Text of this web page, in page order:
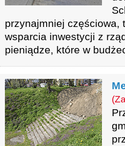
przynajmniej częściowa,
wsparcia inwestycji z
pieniądze, które w